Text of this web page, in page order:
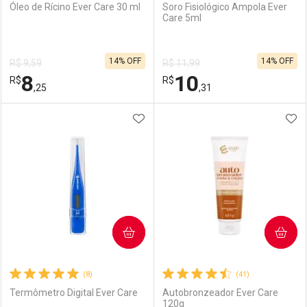
Óleo de Rícino Ever Care 30 ml
R$ 9,59
R$8,25
14% OFF
Laboratório
Por Menos
Soro Fisiológico Ampola Ever
Care 5ml
R$ 11,99
R$10,31
14% OFF
Laboratório
Por Menos
(8)
Termômetro Digital Ever Care
ADICIONAR AOS FAVORITOS
COMPRAR
(41)
Autobronzeador Ever Care
120g
COMPRAR